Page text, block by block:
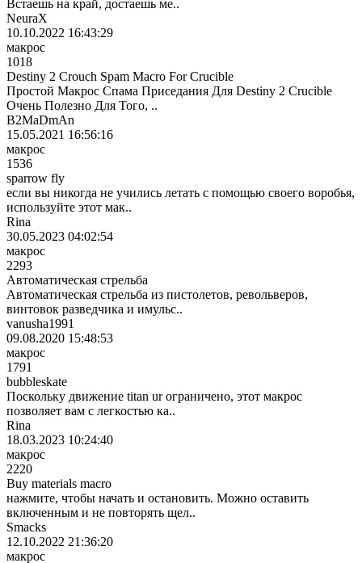
Встаешь на край, достаешь ме..
NeuraX
10.10.2022 16:43:29
макрос
1018
Destiny 2 Crouch Spam Macro For Crucible
Простой Макрос Спама Приседания Для Destiny 2 Crucible
Очень Полезно Для Того, ..
B2MaDmAn
15.05.2021 16:56:16
макрос
1536
sparrow fly
если вы никогда не учились летать с помощью своего воробья,
используйте этот мак..
Rina
30.05.2023 04:02:54
макрос
2293
Автоматическая стрельба
Автоматическая стрельба из пистолетов, револьверов,
винтовок разведчика и имульс..
vanusha1991
09.08.2020 15:48:53
макрос
1791
bubbleskate
Поскольку движение titan ur ограничено, этот макрос
позволяет вам с легкостью ка..
Rina
18.03.2023 10:24:40
макрос
2220
Buy materials macro
нажмите, чтобы начать и остановить. Можно оставить
включенным и не повторять щел..
Smacks
12.10.2022 21:36:20
макрос